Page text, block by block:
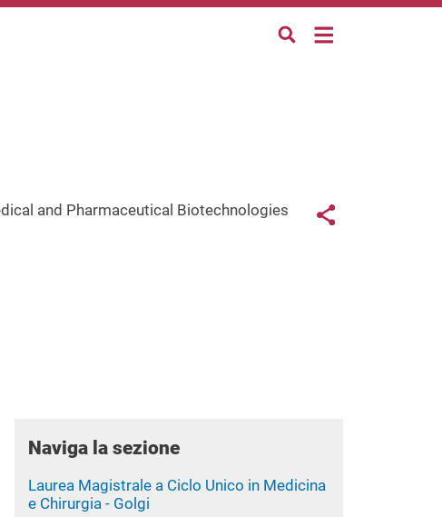
and Pharmaceutical Biotechnologies Links
Share button
Naviga la sezione
Laurea Magistrale a Ciclo Unico in Medicina
e Chirurgia - Golgi